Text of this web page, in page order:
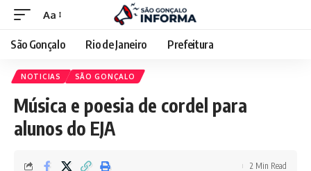
Aa
São Gonçalo Rio de Janeiro Prefeitura
NOTICIAS SÃO GONÇALO
Música e poesia de cordel para
alunos do EJA
2 Min Read